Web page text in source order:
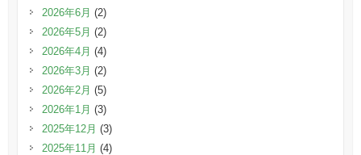
2026年6月 (2)
2026年5月 (2)
2026年4月 (4)
2026年3月 (2)
2026年2月 (5)
2026年1月 (3)
2025年12月 (3)
2025年11月 (4)